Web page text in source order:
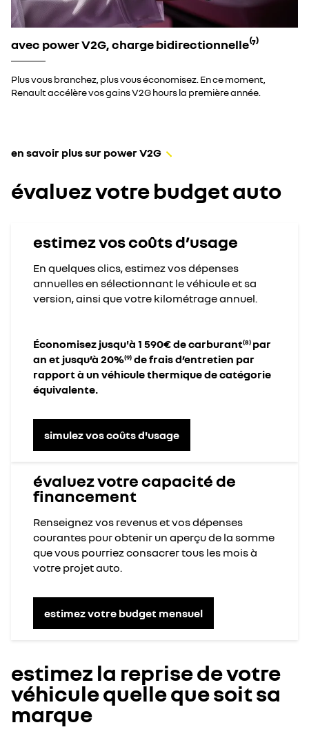
avec power V2G, charge bidirectionnelle⁽⁷⁾
Plus vous branchez, plus vous économisez. En ce moment,
Renault accélère vos gains V2G hours la première année.
en savoir plus sur power V2G
évaluez votre budget auto
estimez vos coûts d’usage​
En quelques clics, estimez vos dépenses
annuelles​ en sélectionnant le véhicule et sa
version, ainsi que votre kilométrage annuel.
Économisez jusqu'à 1 590€ de carburant(8) par
an et jusqu’à 20%(9) de frais d’entretien par
rapport à un véhicule thermique de catégorie
équivalente.
simulez vos coûts d'usage
évaluez votre capacité de
financement
Renseignez vos revenus et vos dépenses
courantes pour obtenir un aperçu de la somme
que vous pourriez consacrer tous les mois à
votre projet auto.
estimez votre budget mensuel
estimez la reprise de votre
véhicule quelle que soit sa
marque